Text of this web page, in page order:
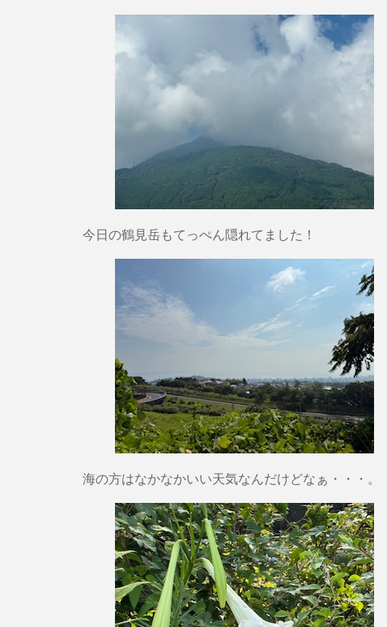
今日の鶴見岳もてっぺん隠れてました！
海の方はなかなかいい天気なんだけどなぁ・・・。